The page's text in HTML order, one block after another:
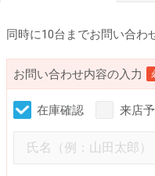
同時に10台までお問い合わ
お問い合わせ内容の入力
在庫確認 来店